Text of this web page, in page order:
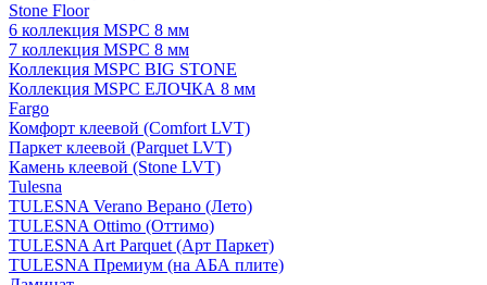
Stone Floor
6 коллекция MSPC 8 мм
7 коллекция MSPC 8 мм
Коллекция MSPC BIG STONE
Коллекция MSPC ЕЛОЧКА 8 мм
Fargo
Комфорт клеевой (Comfort LVT)
Паркет клеевой (Parquet LVT)
Камень клеевой (Stone LVT)
Tulesna
TULESNA Verano Верано (Лето)
TULESNA Ottimo (Оттимо)
TULESNA Art Parquet (Арт Паркет)
TULESNA Премиум (на АБА плите)